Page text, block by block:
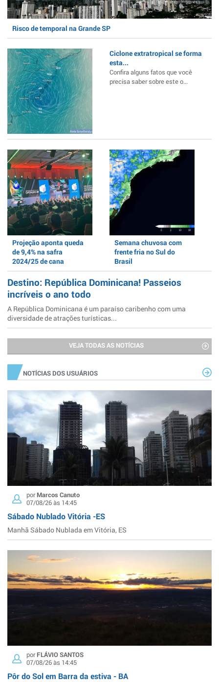
Risco de temporal na Grande SP
Ciclone extratropical se forma
esta...
Confira alguns fatos que você
precisa saber sobre este o...
Projeção aponta queda
de 9,4% na safra
2024/25 de cana
Semana chuvosa com
frente fria no Sul do
Brasil
Destino: República Dominicana! Passeios
incríveis o ano todo
A República Dominicana é um paraíso caribenho com uma
diversidade de atrações turísticas...
VEJA TODAS AS NOTÍCIAS
NOTÍCIAS DOS USUÁRIOS
porMarcos Canuto
07/08/26 às 14:45
Sábado Nublado Vitória -ES
Manhã Sábado Nublada em Vitória, ES
porFLÁVIO SANTOS
07/08/26 às 14:45
Pôr do Sol em Barra da estiva - BA